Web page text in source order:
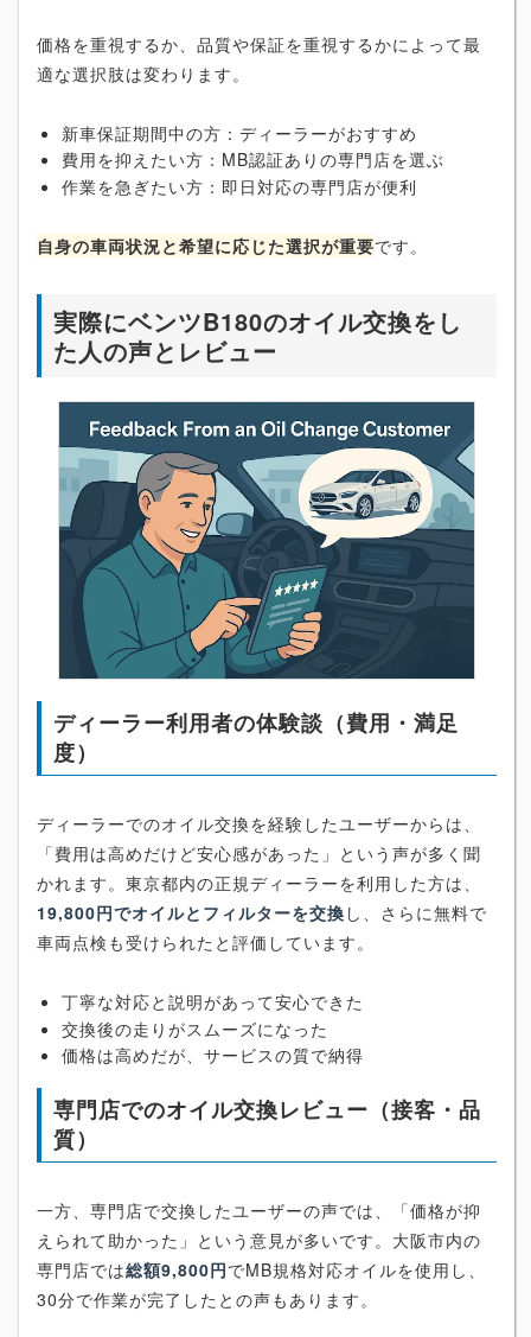
価格を重視するか、品質や保証を重視するかによって最
適な選択肢は変わります。
新車保証期間中の方：ディーラーがおすすめ
費用を抑えたい方：MB認証ありの専門店を選ぶ
作業を急ぎたい方：即日対応の専門店が便利
自身の車両状況と希望に応じた選択が重要です。
実際にベンツB180のオイル交換をし
た人の声とレビュー
ディーラー利用者の体験談（費用・満足
度）
ディーラーでのオイル交換を経験したユーザーからは、
「費用は高めだけど安心感があった」という声が多く聞
かれます。東京都内の正規ディーラーを利用した方は、
19,800円でオイルとフィルターを交換 し、さらに無料で
車両点検も受けられたと評価しています。
丁寧な対応と説明があって安心できた
交換後の走りがスムーズになった
価格は高めだが、サービスの質で納得
専門店でのオイル交換レビュー（接客・品
質）
一方、専門店で交換したユーザーの声では、「価格が抑
えられて助かった」という意見が多いです。大阪市内の
専門店では総額9,800円でMB規格対応オイルを使用し、
30分で作業が完了したとの声もあります。